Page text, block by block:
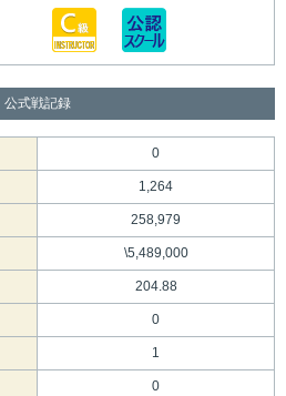
公式戦記録
0
1,264
258,979
\5,489,000
204.88
0
1
0